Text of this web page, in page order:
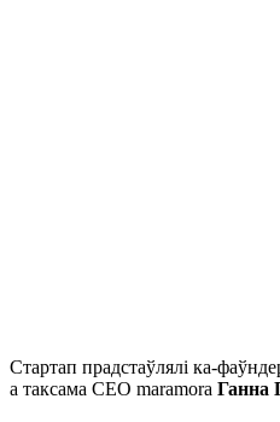
Стартап прадстаўлялі ка-
а таксама CEO maramora Ганна